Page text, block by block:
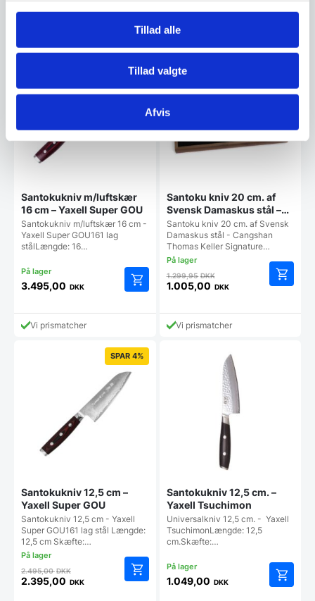
Tillad alle
Tillad valgte
Afvis
Relaterede varer
Santokukniv m/luftskær
16 cm – Yaxell Super GOU
Santokukniv m/luftskær 16 cm -
Yaxell Super GOU161 lag
stålLængde: 16…
3.495,00 DKK
Vi prismatcher
Santoku kniv 20 cm. af
Svensk Damaskus stål –
Cangshan Thomas Keller
Signature Collection
Santoku kniv 20 cm. af Svensk
Damaskus stål - Cangshan
Thomas Keller Signature…
1.299,95DKKDen
oprindelige
var:
1.299,95 DKK.
1.005,00 DKK
aktuelle
prisVi prismatcher
SPAR 4%
Santokukniv 12,5 cm –
Yaxell Super GOU
Santokukniv 12,5 cm - Yaxell
Super GOU161 lag stål Længde:
12,5 cm Skæfte:…
2.495,00DKKDen
oprindelige
2.395,00 DKK
Santokukniv 12,5 cm. –
Yaxell Tsuchimon
Universalkniv 12,5 cm. - Yaxell
TsuchimonLængde: 12,5
cm.Skæfte:…
1.049,00 DKK